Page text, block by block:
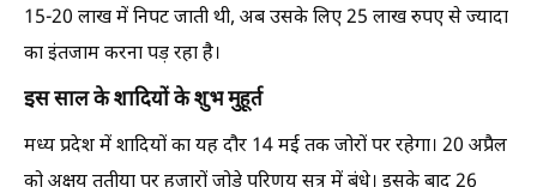
15-20 लाख में निपट जाती थी, अब उसके लिए 25 लाख रुपए से ज्यादा
का इंतजाम करना पड़ रहा है।
इस साल के शादियों के शुभ मुहूर्त
मध्य प्रदेश में शादियों का यह दौर 14 मई तक जोरों पर रहेगा। 20 अप्रैल